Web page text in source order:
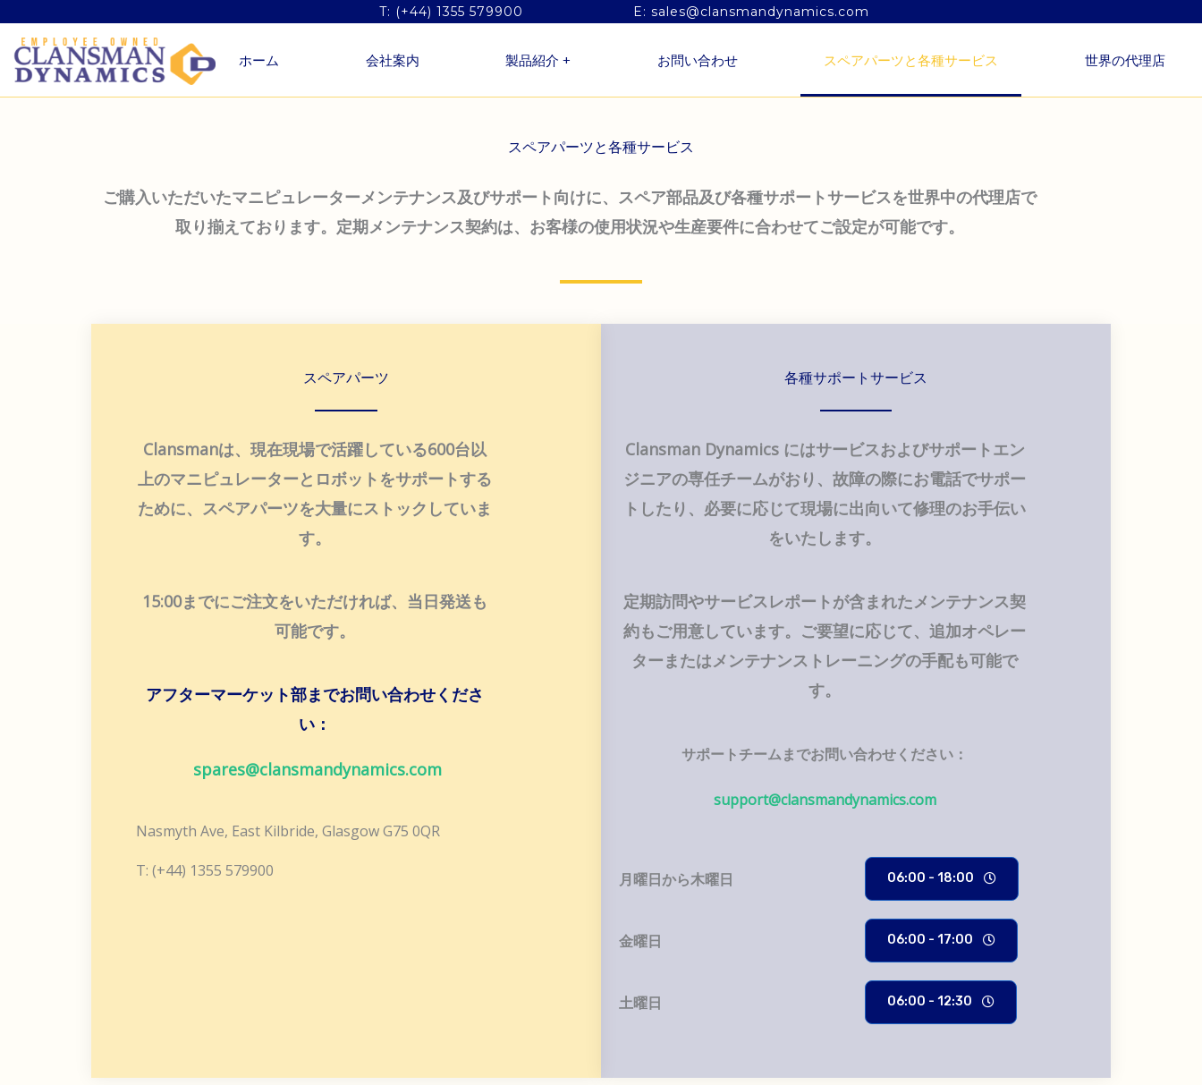
T: (+44) 1355 579900 E: sales@clansmandynamics.com
ホーム 会社案内 製品紹介 + お問い合わせ スペアパーツと各種サービス 世界の代理店
スペアパーツと各種サービス
ご購入いただいたマニピュレーターメンテナンス及びサポート向けに、スペア部品及び各種サポートサービスを世界中の代理店で
取り揃えております。定期メンテナンス契約は、お客様の使用状況や生産要件に合わせてご設定が可能です。
スペアパーツ
Clansmanは、現在現場で活躍している600台以
上のマニピュレーターとロボットをサポートする
ために、スペアパーツを大量にストックしていま
す。
15:00までにご注文をいただければ、当日発送も
可能です。
アフターマーケット部までお問い合わせくださ
い：
spares@clansmandynamics.com
Nasmyth Ave, East Kilbride, Glasgow G75 0QR
T: (+44) 1355 579900
各種サポートサービス
Clansman Dynamics にはサービスおよびサポートエン
ジニアの専任チームがおり、故障の際にお電話でサポー
トしたり、必要に応じて現場に出向いて修理のお手伝い
をいたします。
定期訪問やサービスレポートが含まれたメンテナンス契
約もご用意しています。ご要望に応じて、追加オペレー
ターまたはメンテナンストレーニングの手配も可能で
す。
サポートチームまでお問い合わせください：
support@clansmandynamics.com
月曜日から木曜日 06:00 - 18:00
金曜日 06:00 - 17:00
土曜日 06:00 - 12:30